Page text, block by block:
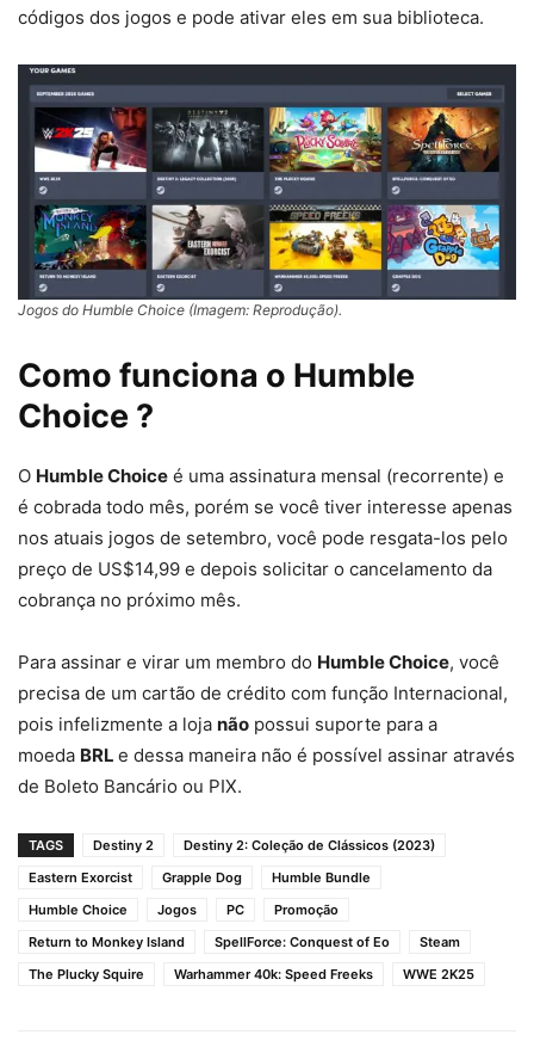
códigos dos jogos e pode ativar eles em sua biblioteca.
Jogos do Humble Choice (Imagem: Reprodução).
Como funciona o Humble
Choice ?
O Humble Choice é uma assinatura mensal (recorrente) e
é cobrada todo mês, porém se você tiver interesse apenas
nos atuais jogos de setembro, você pode resgata-los pelo
preço de US$14,99 e depois solicitar o cancelamento da
cobrança no próximo mês.
Para assinar e virar um membro do Humble Choice, você
precisa de um cartão de crédito com função Internacional,
pois infelizmente a loja não possui suporte para a
moeda BRL e dessa maneira não é possível assinar através
de Boleto Bancário ou PIX.
TAGS Destiny 2
Destiny 2: Coleção de Clássicos (2023)
Eastern Exorcist
Grapple Dog
Humble Bundle
Humble Choice
Jogos PC
Promoção
Return to Monkey Island
SpellForce: Conquest of Eo
Steam
The Plucky Squire
Warhammer 40k: Speed Freeks WWE 2K25